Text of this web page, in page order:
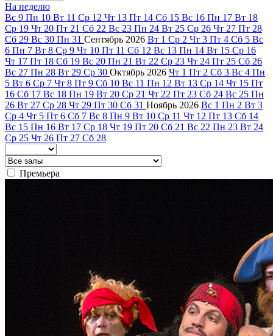
На неделю
Вс 9 Пн 10 Вт 11 Ср 12 Чт 13 Пт 14 Сб 15 Вс 16 Пн 17 Вт 18
Ср 19 Чт 20 Пт 21 Сб 22 Вс 23 Пн 24 Вт 25 Ср 26 Чт 27 Пт 28
Сб 29 Вс 30 Пн 31 Сентябрь 2026 Вт 1 Ср 2 Чт 3 Пт 4 Сб 5 Вс
6 Пн 7 Вт 8 Ср 9 Чт 10 Пт 11 Сб 12 Вс 13 Пн 14 Вт 15 Ср 16
Чт 17 Пт 18 Сб 19 Вс 20 Пн 21 Вт 22 Ср 23 Чт 24 Пт 25 Сб 26
Вс 27 Пн 28 Вт 29 Ср 30 Октябрь 2026 Чт 1 Пт 2 Сб 3 Вс 4 Пн
5 Вт 6 Ср 7 Чт 8 Пт 9 Сб 10 Вс 11 Пн 12 Вт 13 Ср 14 Чт 15 Пт
16 Сб 17 Вс 18 Пн 19 Вт 20 Ср 21 Чт 22 Пт 23 Сб 24 Вс 25 Пн
26 Вт 27 Ср 28 Чт 29 Пт 30 Сб 31 Ноябрь 2026 Вс 1 Пн 2 Вт 3
Ср 4 Чт 5 Пт 6 Сб 7 Вс 8 Пн 9 Вт 10 Ср 11 Чт 12 Пт 13 Сб 14
Вс 15 Пн 16 Вт 17 Ср 18 Чт 19 Пт 20 Сб 21 Вс 22 Пн 23 Вт 24
Ср 25 Чт 26 Пт 27 Сб 28
Премьера